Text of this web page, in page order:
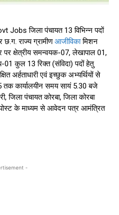
Jobs जिला पंचायत 13 विभिन्न पदों
छ.ग. राज्य ग्रामीणआजीविकामिशन
पर क्षेत्रीय समन्वयक-07, लेखापाल 01,
कुल 13 रिक्त (संविदा) पदों हेतु
अर्हताधारी एवं इच्छुक अभ्यर्थियों से
कार्यालयीन समय सायं 5.30 बजे
जिला पंचायत कोरबा, जिला कोरबा
के माध्यम से आवेदन पत्र आमंत्रित
-